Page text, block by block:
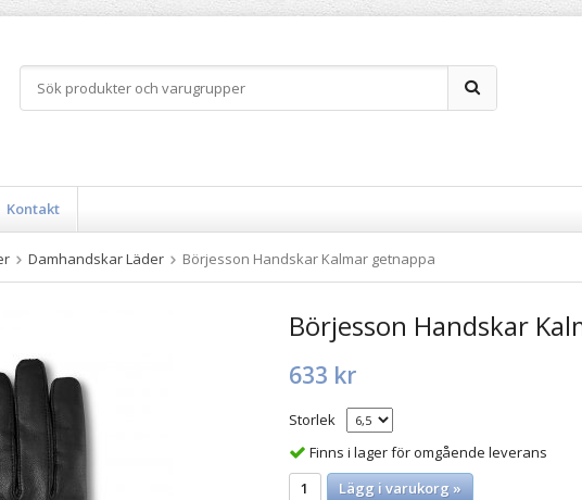
Kontakt
Damhandskar Läder Börjesson Handskar Kalmar getnappa
Börjesson Handskar
633 kr
Storlek
Finns i lager för omgående leverans
Lägg i varukorg »